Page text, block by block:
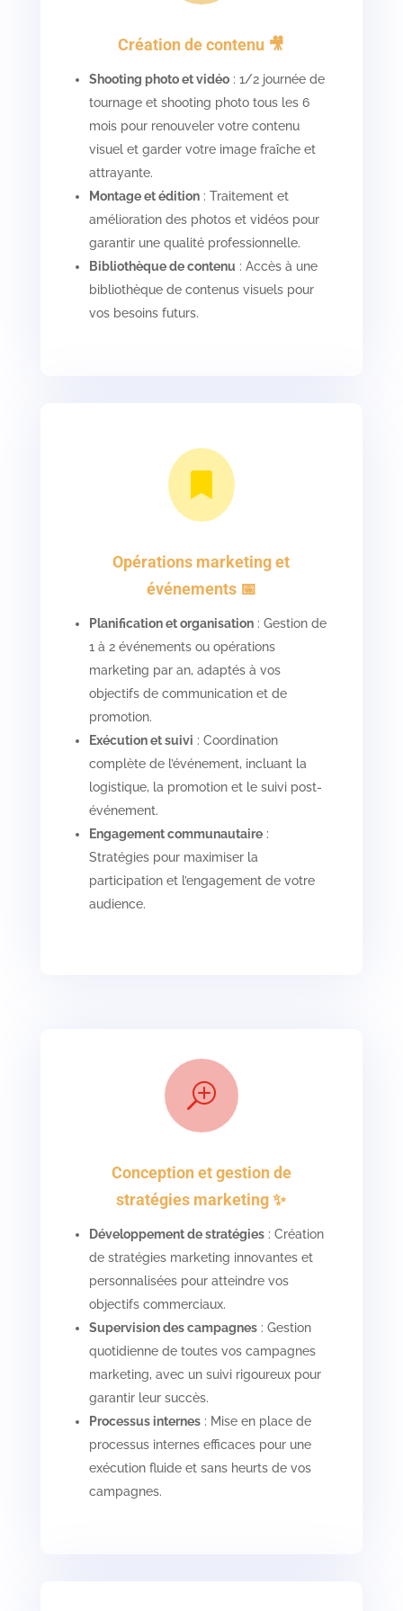
Création de contenu 🎥
Shooting photo et vidéo: 1/2 journée de
tournage et shooting photo tous les 6
mois pour renouveler votre contenu
visuel et garder votre image fraîche et
attrayante.
Montage et édition: Traitement et
amélioration des photos et vidéos pour
garantir une qualité professionnelle.
Bibliothèque de contenu : Accès à une
bibliothèque de contenus visuels pour
vos besoins futurs.
Opérations marketing et
événements 📅
Planification et organisation: Gestion de
1 à 2 événements ou opérations
marketing par an, adaptés à vos
objectifs de communication et de
promotion.
Exécution et suivi : Coordination
complète de l’événement, incluant la
logistique, la promotion et le suivi post-
événement.
Engagement communautaire:
Stratégies pour maximiser la
participation et l’engagement de votre
audience.
T
Conception et gestion de
stratégies marketing ✨
Développement de stratégies: Création
de stratégies marketing innovantes et
personnalisées pour atteindre vos
objectifs commerciaux.
Supervision des campagnes: Gestion
quotidienne de toutes vos campagnes
marketing, avec un suivi rigoureux pour
garantir leur succès.
Processus internes: Mise en place de
processus internes efficaces pour une
exécution fluide et sans heurts de vos
campagnes.